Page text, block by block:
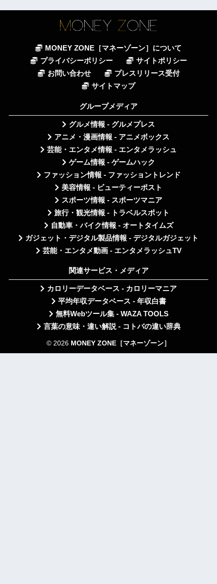
MONEY ZONE［マネーゾーン］について
プライバシーポリシー
サイトポリシー
お問い合わせ
プレスリリース受付
サイトマップ
グループメディア
グルメ情報 - グルメプレス
アニメ・漫画情報 - アニメボックス
芸能・エンタメ情報 - エンタメラッシュ
ゲーム情報 - ゲームハック
ファッション情報 - ファッショントレンド
美容情報 - ビューティーポスト
スポーツ情報 - スポーツマニア
旅行・観光情報 - トラベルスポット
自動車・バイク情報 - オートタイムズ
ガジェット・デジタル製品情報 - デジタルガジェット
芸能・エンタメ動画 - エンタメラッシュTV
関連サービス・メディア
カロリーデータベース - カロリーマニア
平均年収データベース - 年収白書
無料Webツール集 - WAZA TOOLS
言葉の意味・違い解説 - コトバの違い辞典
© 2026 MONEY ZONE［マネーゾーン］